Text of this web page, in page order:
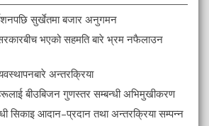
सुर्खेतमा बजार अनुगमन
भएको सहमति बारे भ्रम नफैलाउन
अन्तरक्रिया
बीउबिजन गुणस्तर सम्बन्धी अभिमुखीकरण
सिकाइ आदान–प्रदान तथा अन्तरक्रिया सम्पन्न